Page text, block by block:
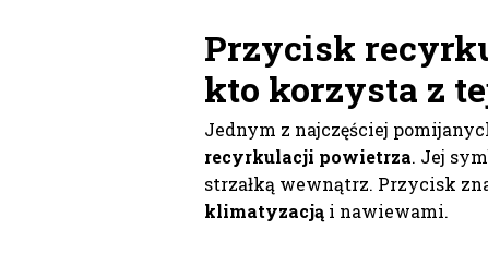
Przycisk
kto korzysta z
Jednym z najczęściej
recyrkulacji powietrza. Jej
strzałką wewnątrz. Przycisk
klimatyzacją i nawiewami.